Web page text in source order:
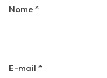
Nome *
E-mail *